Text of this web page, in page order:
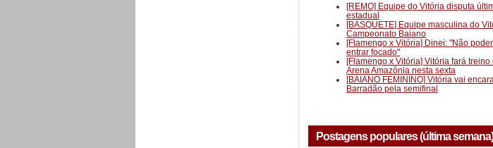
[REMO] Equipe do Vitória disputa
estadual
[BASQUETE] Equipe masculina do
Campeonato Baiano
[Flamengo x Vitória] Dinei: "Não
entrar focado"
[Flamengo x Vitória] Vitória fará
Arena Amazônia nesta sexta
[BAIANO FEMININO] Vitória vai
Barradão pela semifinal
Postagens populares (última semana)